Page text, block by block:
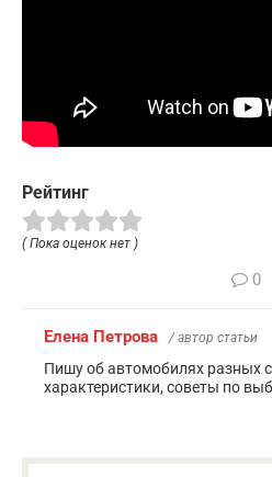
Рейтинг
( Пока оценок нет )
0
Елена Петрова / автор статьи
Пишу об автомобилях разных
характеристики, советы по